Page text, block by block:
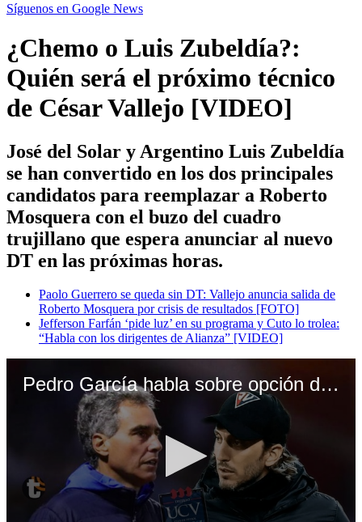
Síguenos en Google News
¿Chemo o Luis Zubeldía?:
Quién será el próximo técnico
de César Vallejo [VIDEO]
José del Solar y Argentino Luis Zubeldía
se han convertido en los dos principales
candidatos para reemplazar a Roberto
Mosquera con el buzo del cuadro
trujillano que espera anunciar al nuevo
DT en las próximas horas.
Paolo Guerrero se queda sin DT: Vallejo anuncia salida de
Roberto Mosquera por crisis de resultados [FOTO]
Jefferson Farfán ‘pide luz’ en su programa y Cuto lo trolea:
“Habla con los dirigentes de Alianza” [VIDEO]
Pedro García habla sobre opción de 'Chemo' del Solar en César Vallejo (Movistar Deportes)